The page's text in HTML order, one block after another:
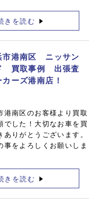
きを読む
市港南区 ニッサン
買取事例 出張査
ーズ港南店！
港南区のお客様より買取
でした！大切なお車を買
りがとうございます。
事をよろしくお願いしま
きを読む